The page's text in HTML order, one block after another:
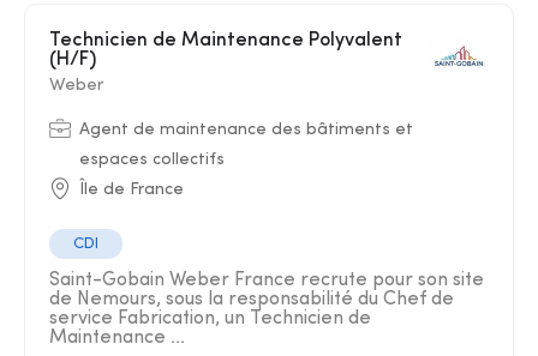
(H/F)
Weber
Agent de maintenance des bâtiments et
espaces collectifs
Île de France
CDI
Saint-Gobain Weber France recrute pour son site
de Nemours, sous la responsabilité du Chef de
service Fabrication, un Technicien de
Maintenance ...